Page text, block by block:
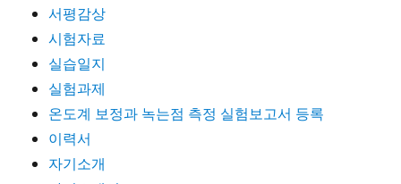
서평감상
시험자료
실습일지
실험과제
온도계 보정과 녹는점 측정 실험보고서 등록
이력서
자기소개